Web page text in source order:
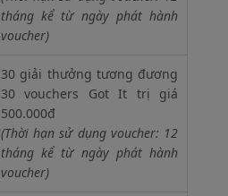
tháng kể từ ngày phát hành
voucher)
30 giải thưởng tương đương
30 vouchers Got It trị giá
500.000đ
(Thời hạn sử dụng voucher: 12
tháng kể từ ngày phát hành
voucher)